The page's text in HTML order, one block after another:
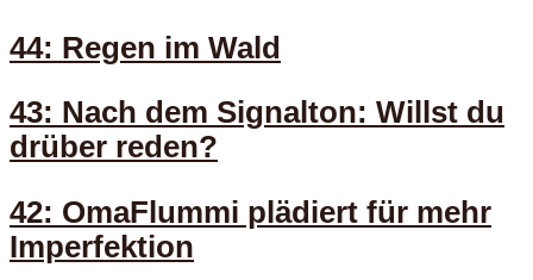
44: Regen im Wald
43: Nach dem Signalton: Willst du
drüber reden?
42: OmaFlummi plädiert für mehr
Imperfektion